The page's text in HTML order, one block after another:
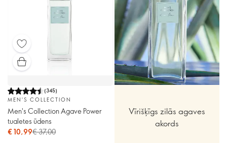
(345)
MEN'S COLLECTION
Men's Collection Agave Power
tualetes ūdens
€ 10,99€ 37,00
Vīrišķīgs zilās agaves
akords